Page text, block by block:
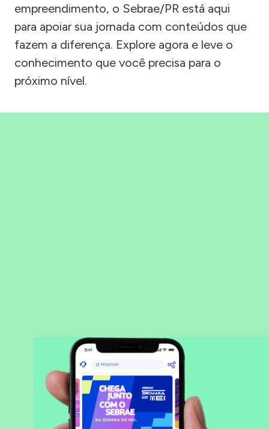
empreendimento, o Sebrae/PR está aqui
para apoiar sua jornada com conteúdos que
fazem a diferença. Explore agora e leve o
conhecimento que você precisa para o
próximo nível.